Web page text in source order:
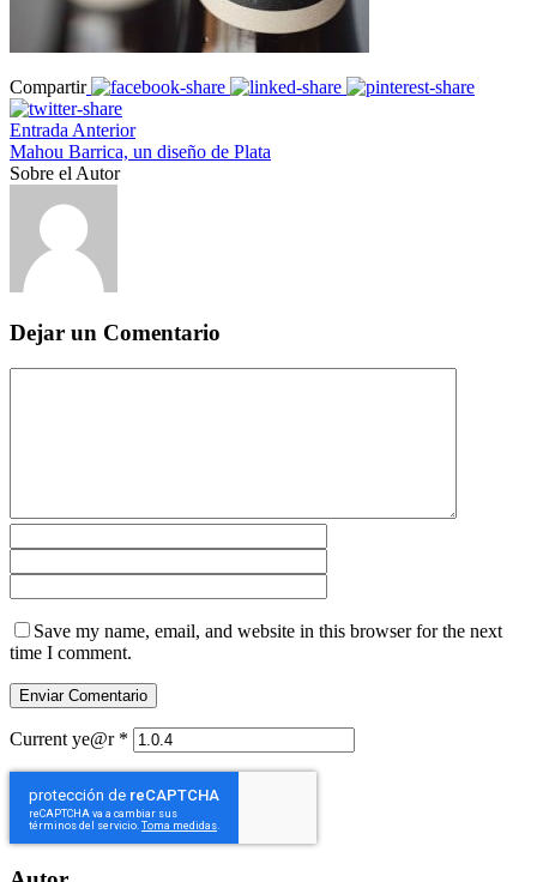
Compartir
Entrada Anterior
Mahou Barrica, un diseño de Plata
Sobre el Autor
Dejar un Comentario
Save my name, email, and website in this browser for the next
time I comment.
Current ye@r *